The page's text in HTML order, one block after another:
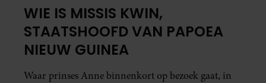
WIE IS MISSIS KWIN,
STAATSHOOFD VAN PAPOEA
NIEUW GUINEA
Waar prinses Anne binnenkort op bezoek gaat, in